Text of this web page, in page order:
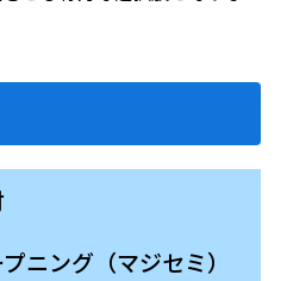
ニング（マジセミ）